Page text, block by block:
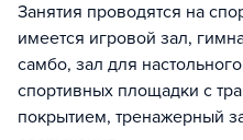
Занятия проводятся на
имеется игровой зал,
самбо, зал для
спортивных площадки с
покрытием, тренажерный